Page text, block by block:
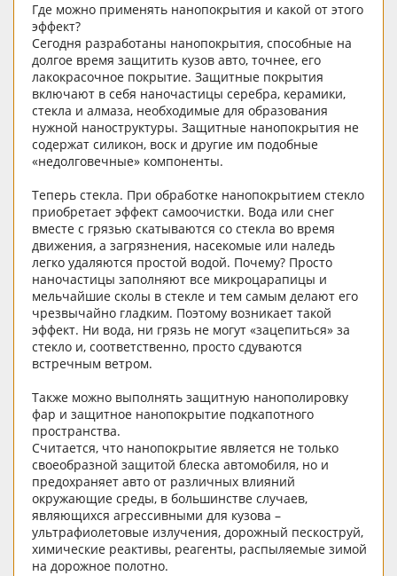
Где можно применять нанопокрытия и какой от этого
эффект?
Сегодня разработаны нанопокрытия, способные на
долгое время защитить кузов авто, точнее, его
лакокрасочное покрытие. Защитные покрытия
включают в себя наночастицы серебра, керамики,
стекла и алмаза, необходимые для образования
нужной наноструктуры. Защитные нанопокрытия не
содержат силикон, воск и другие им подобные
«недолговечные» компоненты.
Теперь стекла. При обработке нанопокрытием стекло
приобретает эффект самоочистки. Вода или снег
вместе с грязью скатываются со стекла во время
движения, а загрязнения, насекомые или наледь
легко удаляются простой водой. Почему? Просто
наночастицы заполняют все микроцарапицы и
мельчайшие сколы в стекле и тем самым делают его
чрезвычайно гладким. Поэтому возникает такой
эффект. Ни вода, ни грязь не могут «зацепиться» за
стекло и, соответственно, просто сдуваются
встречным ветром.
Также можно выполнять защитную нанополировку
фар и защитное нанопокрытие подкапотного
пространства.
Считается, что нанопокрытие является не только
своеобразной защитой блеска автомобиля, но и
предохраняет авто от различных влияний
окружающие среды, в большинстве случаев,
являющихся агрессивными для кузова –
ультрафиолетовые излучения, дорожный пескоструй,
химические реактивы, реагенты, распыляемые зимой
на дорожное полотно.